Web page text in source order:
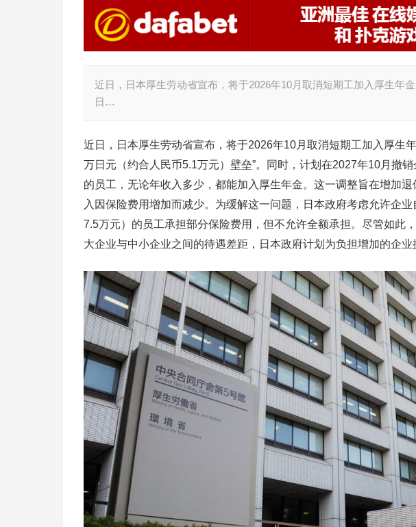
近日，日本厚生劳动省宣布，将于2026年10月取消短期工加入厚生年
日…
近日，日本厚生劳动省宣布，将于2026年10月取消短期工加入厚生
万日元（约合人民币5.1万元）壁垒”。同时，计划在2027年10月撤
的员工，无论年收入多少，都能加入厚生年金。这一调整旨在增加
入因保险费用增加而减少。为缓解这一问题，日本政府考虑允许企
7.5万元）的员工承担部分保险费用，但不允许全额承担。尽管如此
大企业与中小企业之间的待遇差距，日本政府计划为负担增加的企业